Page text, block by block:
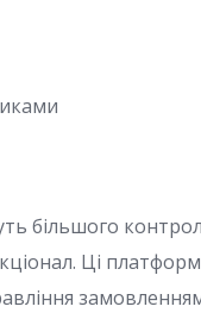
більшого
Ці